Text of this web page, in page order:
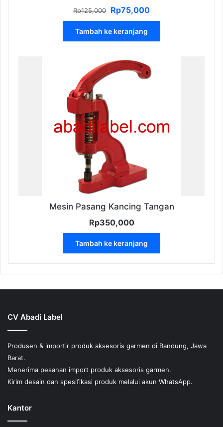
Rp125,000
Harga
aslinya
adalah:
Rp125,000.
Rp75,000Harga
saat
adalah:
Tambah ke keranjang
Mesin Pasang Kancing Tangan
Rp350,000
Tambah ke keranjang
CV Abadi Label
Produsen & importir produk aksesoris garmen di Bandung, Jawa
Barat.
Menerima pesanan import produk aksesoris garmen.
Kirim desain dan spesifikasi produk melalui akun WhatsApp.
Kantor